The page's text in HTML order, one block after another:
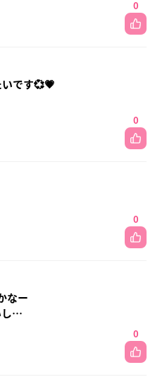
0
です💞💗
0
0
なー
し…
0